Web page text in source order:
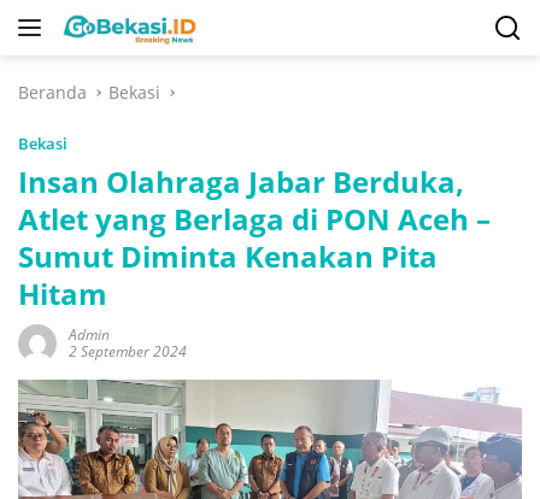
Langsung
Beranda
Bekasi
Bekasi
Insan Olahraga Jabar Berduka,
Atlet yang Berlaga di PON Aceh –
Sumut Diminta Kenakan Pita
Hitam
Admin
2 September 2024